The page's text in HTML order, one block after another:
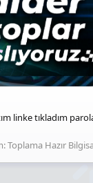
tıkladım
Toplama Hazır